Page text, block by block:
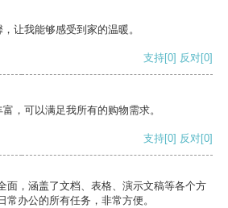
让我能够感受到家的温暖。
支持[0] 反对[0]
，可以满足我所有的购物需求。
支持[0] 反对[0]
面，涵盖了文档、表格、演示文稿等各个方
办公的所有任务，非常方便。